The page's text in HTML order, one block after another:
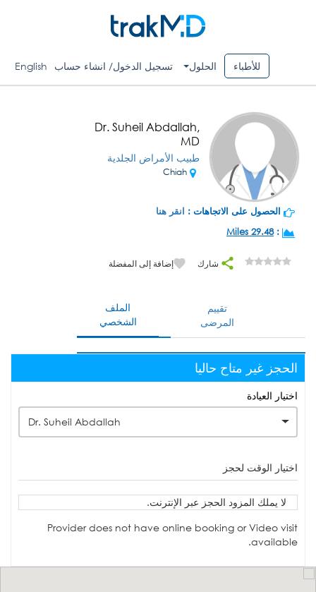
للأطباء الحلول تسجيل الدخول/ انشاء حساب English
Dr. Suheil Abdallah,
MD
طبيب الأمراض الجلدية
الحصول على الاتجاهات : انقر هنا
:
29.48 Miles
شارك إضافة إلى المفضلة
الملف
الشخصي
تقييم
المرضى
الحجز غير متاح حاليا
اختيار العيادة
Dr. Suheil Abdallah
اختيار الوقت لحجز
لا يملك المزود الحجز عبر الإنترنت.
Provider does not have online booking or Video visit
available.